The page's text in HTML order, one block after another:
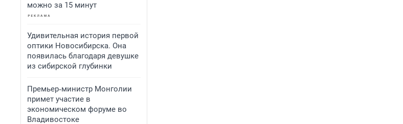
можно за 15 минут
Удивительная история первой
оптики Новосибирска. Она
появилась благодаря девушке
из сибирской глубинки
Премьер‑министр Монголии
примет участие в
экономическом форуме во
Владивостоке